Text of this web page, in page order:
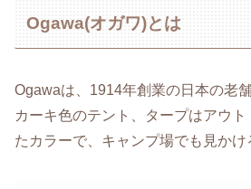
Ogawa(オガワ)とは
Ogawaは、1914年創業の日本の老
カーキ色のテント、タープはアウ
たカラーで、キャンプ場でも見かけ